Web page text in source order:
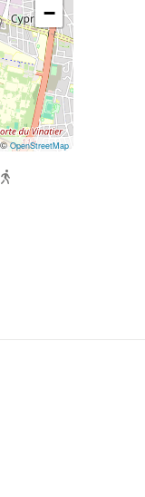
−
OpenStreetMap